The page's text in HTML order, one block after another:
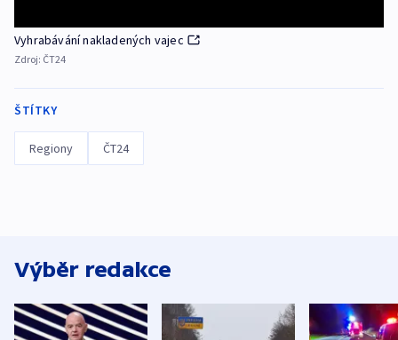
Vyhrabávání nakladených vajec
Zdroj: ČT24
ŠTÍTKY
Regiony ČT24
Výběr redakce